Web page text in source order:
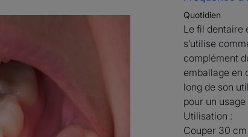
peut être
dents en bois
Quotidien
Le fil dentaire
s’utilise
complément
emballage en
long de son
pour un
Utilisation :
Couper 30